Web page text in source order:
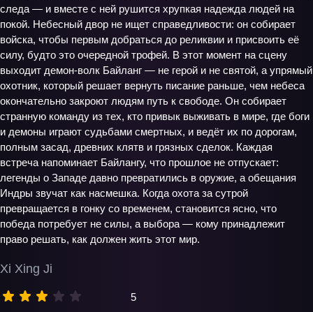
Xi Xing Ji
5
следа — и вместе с ней рушится хрупкая надежда людей на
покой. Небесный двор не ищет справедливости: он собирает
войска, чтобы первым добраться до реликвии и присвоить её
силу, будто это очередной трофей. В этот момент на сцену
выходит демон-волк Байланг — не герой и не святой, а упрямый
охотник, который решает вернуть писание раньше, чем небеса
окончательно закроют людям путь к свободе. Он собирает
странную команду из тех, кто привык выживать в мире, где боги
и демоны играют судьбами смертных, и ведёт их по дорогам,
полным засад, древних клятв и грязных сделок. Каждая
встреча напоминает Байлангу, что прошлое не отпускает:
легенды о Западе давно превратились в оружие, а обещания
Индры звучат как насмешка. Когда охота за сутрой
превращается в гонку со временем, становится ясно, что
победа потребует не силы, а выбора — кому принадлежит
право решать, как должен жить этот мир.